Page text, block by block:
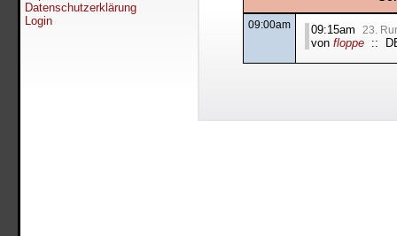
Datenschutzerklärung
Login
09:00am 09:15am 23.
von floppe::